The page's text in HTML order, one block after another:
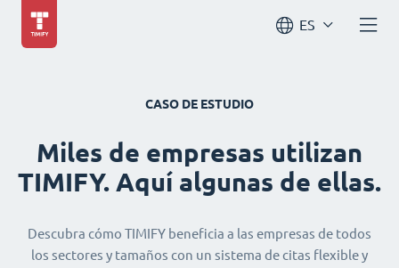
ES
CASO DE ESTUDIO
Miles de empresas utilizan
TIMIFY. Aquí algunas de ellas.
Descubra cómo TIMIFY beneficia a las empresas de todos
los sectores y tamaños con un sistema de citas flexible y